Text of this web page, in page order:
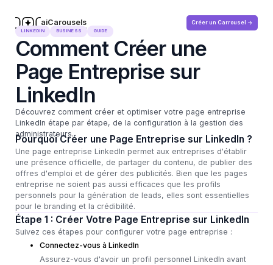
aiCarousels
.com
Créer un Carrousel ->
LINKEDIN BUSINESS GUIDE
Comment Créer une
Page Entreprise sur
LinkedIn
Découvrez comment créer et optimiser votre page entreprise
LinkedIn étape par étape, de la configuration à la gestion des
administrateurs.
Pourquoi Créer une Page Entreprise sur LinkedIn ?
Une page entreprise LinkedIn permet aux entreprises d'établir
une présence officielle, de partager du contenu, de publier des
offres d'emploi et de gérer des publicités. Bien que les pages
entreprise ne soient pas aussi efficaces que les profils
personnels pour la génération de leads, elles sont essentielles
pour le branding et la crédibilité.
Étape 1 : Créer Votre Page Entreprise sur LinkedIn
Suivez ces étapes pour configurer votre page entreprise :
Connectez-vous à LinkedIn
Assurez-vous d'avoir un profil personnel LinkedIn avant